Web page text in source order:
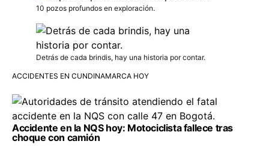
10 pozos profundos en exploración.
Detrás de cada brindis, hay una historia por contar.
ACCIDENTES EN CUNDINAMARCA HOY
Accidente en la NQS hoy: Motociclista fallece tras
choque con camión